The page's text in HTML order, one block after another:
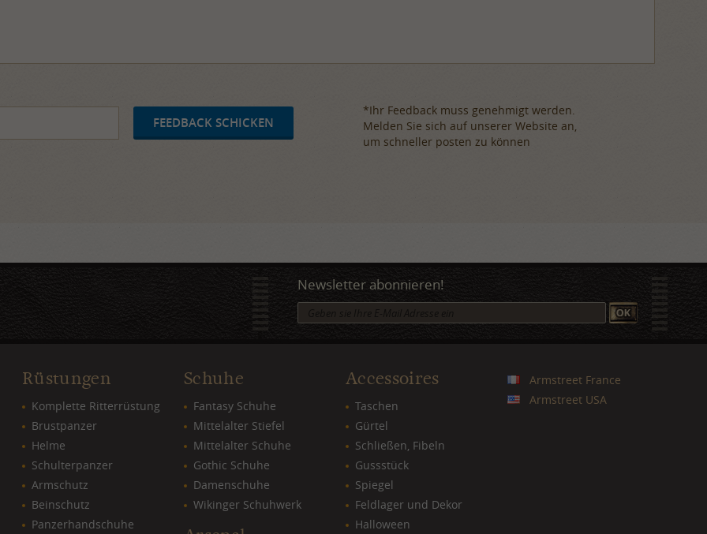
*Ihr Feedback muss genehmigt werden.
Melden Sie sich auf unserer Website an,
um schneller posten zu können
Newsletter abonnieren!
Rüstungen
Komplette Ritterrüstung
Brustpanzer
Helme
Schulterpanzer
Armschutz
Beinschutz
Panzerhandschuhe
Schuhe
Fantasy Schuhe
Mittelalter Stiefel
Mittelalter Schuhe
Gothic Schuhe
Damenschuhe
Wikinger Schuhwerk
Accessoires
Taschen
Gürtel
Schließen, Fibeln
Gussstück
Spiegel
Feldlager und Dekor
Halloween
Armstreet France
Armstreet USA